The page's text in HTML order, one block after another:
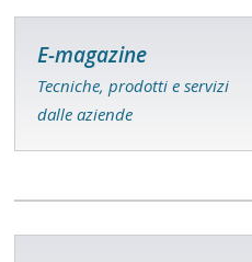
E-magazine
Tecniche, prodotti e servizi
dalle aziende